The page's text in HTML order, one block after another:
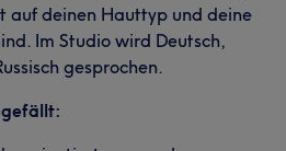
auf deinen Hauttyp und deine
Im Studio wird Deutsch,
gesprochen.
gefällt: